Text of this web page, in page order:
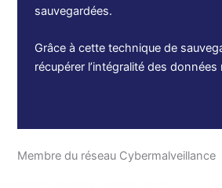
sauvegardées.
Grâce à cette technique de
récupérer l’intégralité des données
Membre du réseau Cybermalveillance